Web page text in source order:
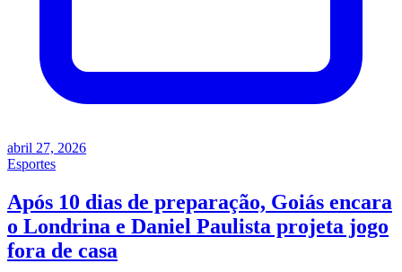
abril 27, 2026
Esportes
Após 10 dias de preparação, Goiás encara
o Londrina e Daniel Paulista projeta jogo
fora de casa